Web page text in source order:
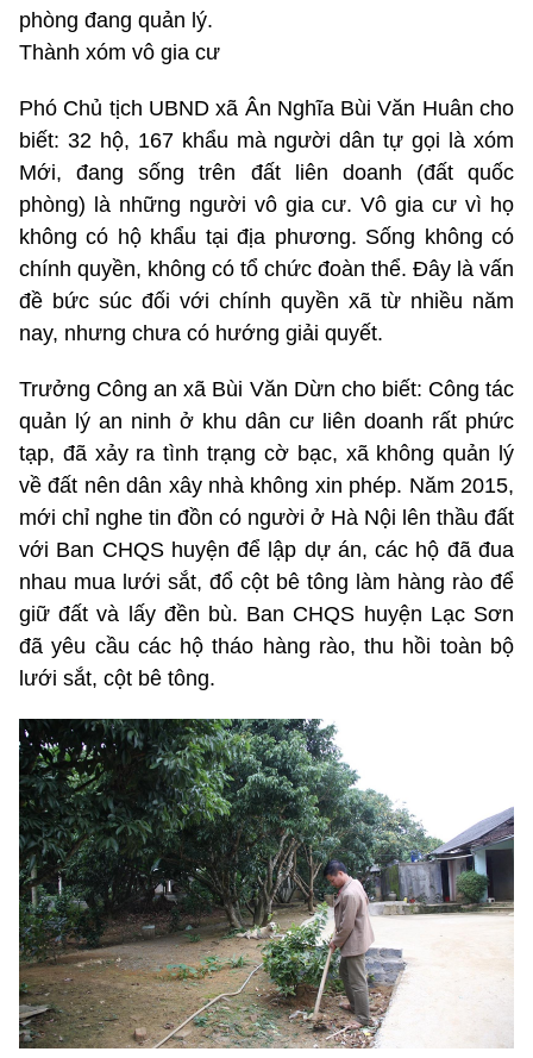
phòng đang quản lý.
Thành xóm vô gia cư
Phó Chủ tịch UBND xã Ân Nghĩa Bùi Văn Huân cho
biết: 32 hộ, 167 khẩu mà người dân tự gọi là xóm
Mới, đang sống trên đất liên doanh (đất quốc
phòng) là những người vô gia cư. Vô gia cư vì họ
không có hộ khẩu tại địa phương. Sống không có
chính quyền, không có tổ chức đoàn thể. Đây là vấn
đề bức súc đối với chính quyền xã từ nhiều năm
nay, nhưng chưa có hướng giải quyết.
Trưởng Công an xã Bùi Văn Dừn cho biết: Công tác
quản lý an ninh ở khu dân cư liên doanh rất phức
tạp, đã xảy ra tình trạng cờ bạc, xã không quản lý
về đất nên dân xây nhà không xin phép. Năm 2015,
mới chỉ nghe tin đồn có người ở Hà Nội lên thầu đất
với Ban CHQS huyện để lập dự án, các hộ đã đua
nhau mua lưới sắt, đổ cột bê tông làm hàng rào để
giữ đất và lấy đền bù. Ban CHQS huyện Lạc Sơn
đã yêu cầu các hộ tháo hàng rào, thu hồi toàn bộ
lưới sắt, cột bê tông.